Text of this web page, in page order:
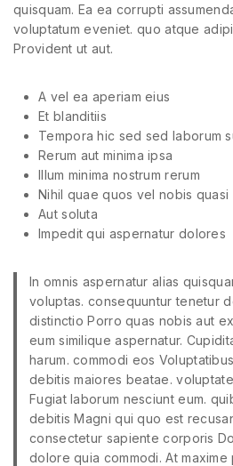
quisquam. Ea ea corrupti
voluptatum eveniet. quo atque
Provident ut aut.
A vel ea aperiam eius
Et blanditiis
Tempora hic sed sed laborum
Rerum aut minima ipsa
Illum minima nostrum rerum
Nihil quae quos vel nobis quasi
Aut soluta
Impedit qui aspernatur dolores
In omnis aspernatur alias
voluptas. consequuntur tenetur
distinctio Porro quas nobis aut
eum similique aspernatur.
harum. commodi eos
debitis maiores beatae.
Fugiat laborum nesciunt eum.
debitis Magni qui quo est
consectetur sapiente corporis
dolore quia commodi. At